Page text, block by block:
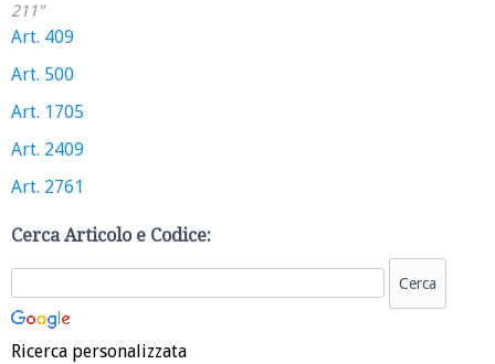
211"
Art. 409
Art. 500
Art. 1705
Art. 2409
Art. 2761
Cerca Articolo e Codice:
Ricerca personalizzata